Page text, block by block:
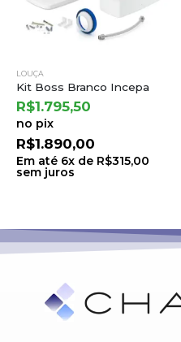
LOUÇA
R$3.695,50
no pix
R$3.890,00
Em até 6x de R$648,33
sem juros